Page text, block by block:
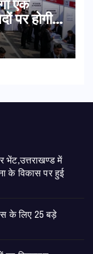
एक
पर होगी
भेंट,उत्तराखण्ड में
के विकास पर हुई
के लिए 25 बड़े